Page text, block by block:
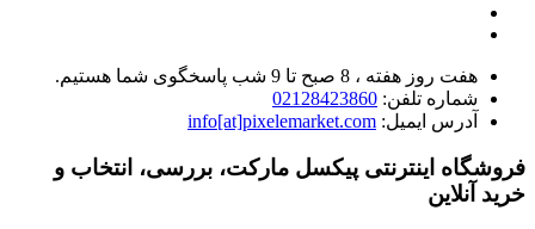
هفت روز هفته ، 8 صبح تا 9 شب پاسخگوی شما هستیم.
شماره تلفن: 02128423860
آدرس ایمیل: info[at]pixelemarket.com
فروشگاه اینترنتی پیکسل مارکت، بررسی، انتخاب و
خرید آنلاین